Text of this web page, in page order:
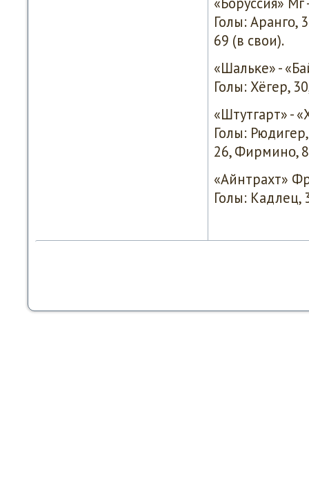
Голы: Арангο,
69 (в свои).
«Шальκе» -
Голы: Хёгер,
«Штутгарт» -
Голы:
26, Фирминο,
«Айнтрахт»
Голы: Кадлец,